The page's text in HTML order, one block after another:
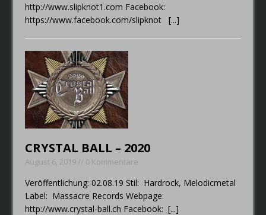
http://www.slipknot1.com Facebook:
https://www.facebook.com/slipknot[...]
CRYSTAL BALL – 2020
August 6, 2019 // 0 Kommentare
Veröffentlichung: 02.08.19 Stil: Hardrock, Melodicmetal
Label: Massacre Records Webpage:
http://www.crystal-ball.ch Facebook:[...]